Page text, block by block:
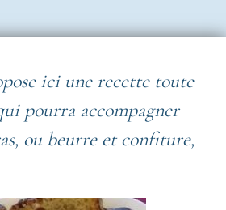
ici une recette toute
pourra accompagner
ou beurre et confiture,